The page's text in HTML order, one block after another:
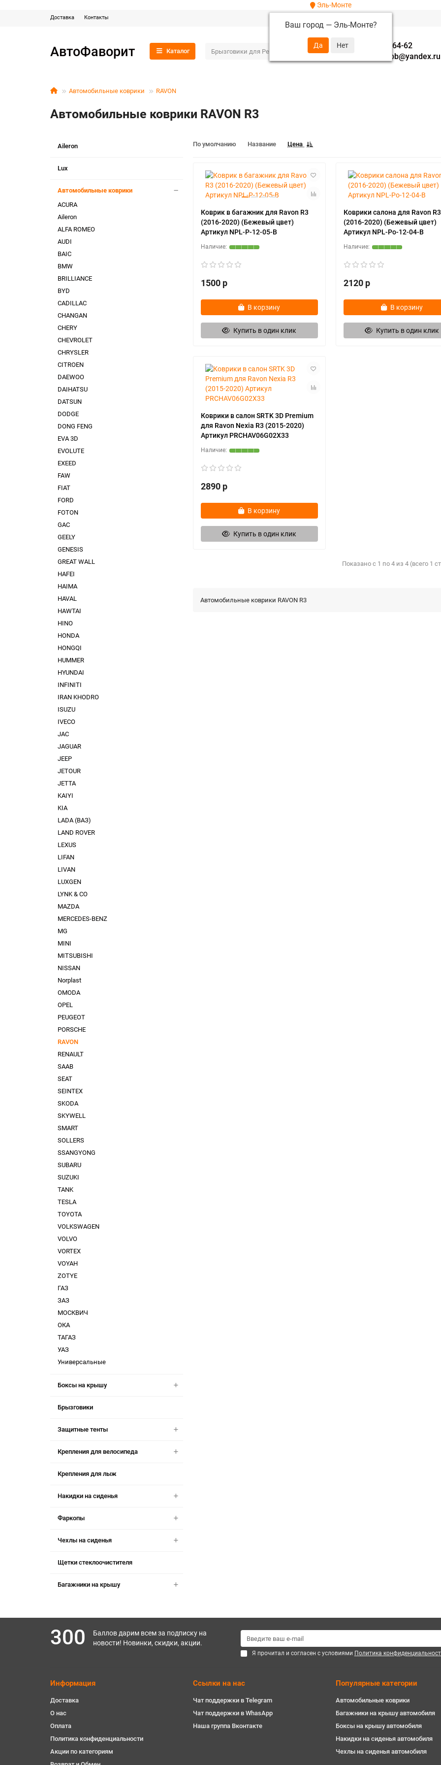
Эль-Монте
Ваш город — Эль-Монте?
Доставка Контакты
АвтоФаворит Каталог
+7 (952) 288-64-62
autofavorit-spb@yandex.ru
Автомобильные коврики RAVON
Автомобильные коврики RAVON R3
Aileron
Lux
Автомобильные коврики
ACURA
Aileron
ALFA ROMEO
AUDI
BAIC
BMW
BRILLIANCE
BYD
CADILLAC
CHANGAN
CHERY
CHEVROLET
CHRYSLER
CITROEN
DAEWOO
DAIHATSU
DATSUN
DODGE
DONG FENG
EVA 3D
EVOLUTE
EXEED
FAW
FIAT
FORD
FOTON
GAC
GEELY
GENESIS
GREAT WALL
HAFEI
HAIMA
HAVAL
HAWTAI
HINO
HONDA
HONGQI
HUMMER
HYUNDAI
INFINITI
IRAN KHODRO
ISUZU
IVECO
JAC
JAGUAR
JEEP
JETOUR
JETTA
KAIYI
KIA
LADA (ВАЗ)
LAND ROVER
LEXUS
LIFAN
LIVAN
LUXGEN
LYNK & CO
MAZDA
MERCEDES-BENZ
MG
MINI
MITSUBISHI
NISSAN
Norplast
OMODA
OPEL
PEUGEOT
PORSCHE
RAVON
RENAULT
SAAB
SEAT
SEINTEX
SKODA
SKYWELL
SMART
SOLLERS
SSANGYONG
SUBARU
SUZUKI
TANK
TESLA
TOYOTA
VOLKSWAGEN
VOLVO
VORTEX
VOYAH
ZOTYE
ГАЗ
ЗАЗ
МОСКВИЧ
ОКА
ТАГАЗ
УАЗ
Универсальные
Боксы на крышу
Брызговики
Защитные тенты
Крепления для велосипеда
Крепления для лыж
Накидки на сиденья
Фаркопы
Чехлы на сиденья
Щетки стеклоочистителя
Багажники на крышу
По умолчанию Название Цена
Коврик в багажник для Ravon R3
(2016-2020) (Бежевый цвет)
Артикул NPL-P-12-05-B
1500 р
В корзину
Купить в один клик
Коврики салона для Ravon R3
(2016-2020) (Бежевый цвет)
Артикул NPL-Po-12-04-B
2120 р
В корзину
Купить в один клик
Коврики в салон SRTK 3D Premium
для Ravon Nexia R3 (2015-2020)
Артикул PRCHAV06G02X33
2890 р
В корзину
Купить в один клик
Показано с 1 по 4 из 4 (всего 1
Автомобильные коврики RAVON R3
300
Баллов дарим всем за подписку на
новости! Новинки, скидки, акции.
Я прочитал и согласен с условиями Политика
Информация
Доставка
О нас
Оплата
Политика конфиденциальности
Акции по категориям
Ссылки на нас
Чат поддержки в Telegram
Чат поддержки в WhasApp
Наша группа Вконтакте
Популярные категории
Автомобильные коврики
Багажники на крышу автомобиля
Боксы на крышу автомобиля
Накидки на сиденья автомобиля
Чехлы на сиденья автомобиля